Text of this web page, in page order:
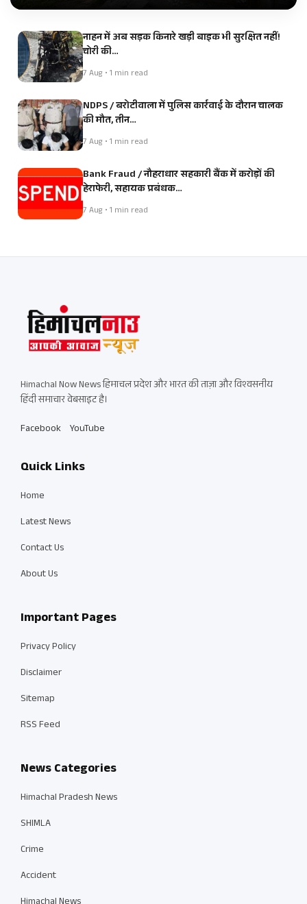
नाहन में अब सड़क किनारे खड़ी बाइक भी सुरक्षित नहीं!
चोरी की…
7 Aug • 1 min read
NDPS / बरोटीवाला में पुलिस कार्रवाई के दौरान चालक
की मौत, तीन…
7 Aug • 1 min read
Bank Fraud / नौहराधार सहकारी बैंक में करोड़ों की
हेराफेरी, सहायक प्रबंधक…
7 Aug • 1 min read
Himachal Now News हिमाचल प्रदेश और भारत की ताज़ा और विश्वसनीय
हिंदी समाचार वेबसाइट है।
Facebook YouTube
Quick Links
Home
Latest News
Contact Us
About Us
Important Pages
Privacy Policy
Disclaimer
Sitemap
RSS Feed
News Categories
Himachal Pradesh News
SHIMLA
Crime
Accident